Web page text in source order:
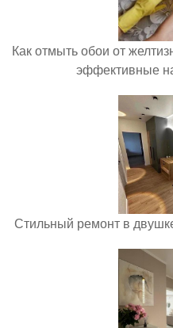
Как отмыть обои от
эффективные
Стильный ремонт в